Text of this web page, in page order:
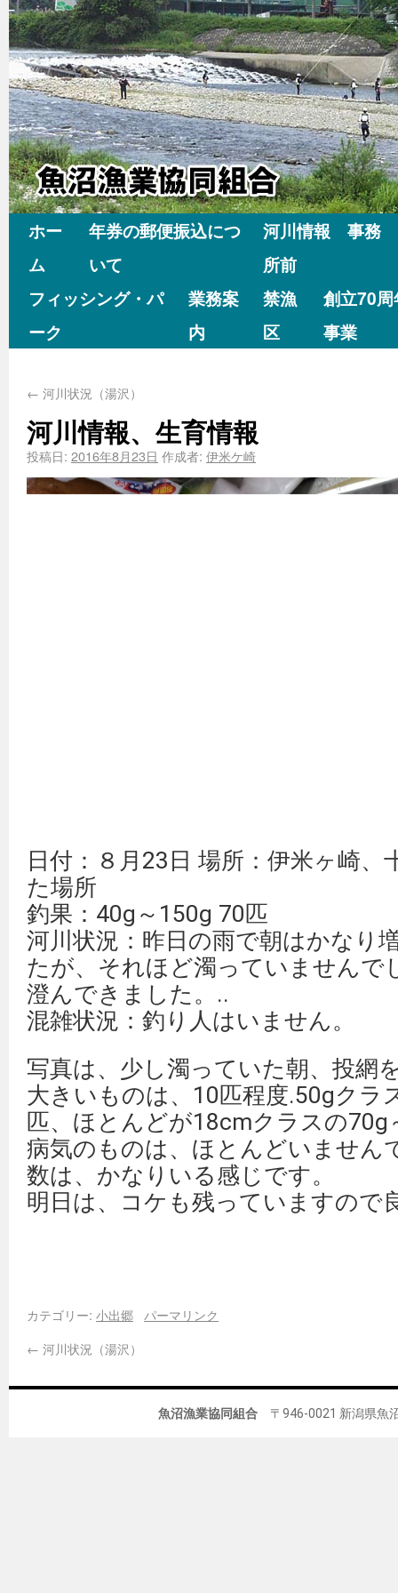
ホー
ム
年券の郵便振込につ
いて
河川情報 事務
所前
フィッシング・パ
ーク
業務案
内
禁漁
区
創立70
事業
← 河川状況（湯沢）
河川情報、生育情報
投稿日: 2016年8月23日 作成者: 伊米ケ崎
日付：８月23日 場所：伊米ヶ崎、
た場所
釣果：40g～150g 70匹
河川状況：昨日の雨で朝はかなり
たが、それほど濁っていませんで
澄んできました。..
混雑状況：釣り人はいません。
写真は、少し濁っていた朝、投網
大きいものは、10匹程度.50gクラ
匹、ほとんどが18cmクラスの70g
病気のものは、ほとんどいません
数は、かなりいる感じです。
明日は、コケも残っていますので
カテゴリー: 小出郷
パーマリンク
← 河川状況（湯沢）
魚沼漁業協同組合 〒946-0021 新潟県魚